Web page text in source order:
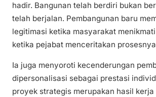
hadir. Bangunan telah berdiri bukan
telah berjalan. Pembangunan baru
legitimasi ketika masyarakat
ketika pejabat menceritakan
Ia juga menyoroti kecenderungan
dipersonalisasi sebagai prestasi
proyek strategis merupakan hasil